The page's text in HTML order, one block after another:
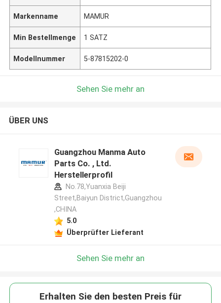
Markenname MAMUR
Min Bestellmenge 1 SATZ
Modellnummer 5-87815202-0
Sehen Sie mehr an
ÜBER UNS
Guangzhou Manma Auto
Parts Co. , Ltd.
Herstellerprofil
No.78,Yuanxia Beiji
Street,Baiyun District,Guangzhou
,CHINA
5.0
Überprüfter Lieferant
Sehen Sie mehr an
Erhalten Sie den besten Preis für